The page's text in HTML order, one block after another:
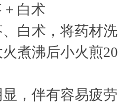
+ 白术
白术，将药材
煮沸后小火煎
，伴有容易疲